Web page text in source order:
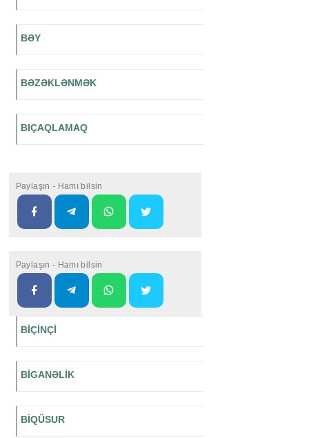
BƏY
BƏZƏKLƏNMƏK
BIÇAQLAMAQ
Paylaşın - Hamı bilsin
Paylaşın - Hamı bilsin
BİÇİNÇİ
BİGANƏLİK
BİQÜSUR